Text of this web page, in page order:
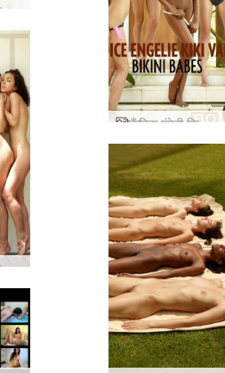
कैंडिस एंगेली किकी वैलेरी 4 शानदार महिलाएं
कैंडिस एंगेली किकी वैलेरी बिकिनी लड़कियां
कैंडिस एंगेली किकी वैलेरी आसन